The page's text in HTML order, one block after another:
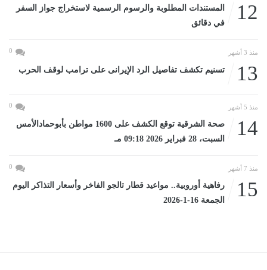
12
المستندات المطلوبة والرسوم الرسمية لاستخراج جواز السفر
في دقائق
منذ 3 أشهر 0
13 تسنيم تكشف تفاصيل الرد الإيرانى على ترامب لوقف الحرب
منذ 5 أشهر 0
14
صحة الشرقية توقع الكشف على 1600 مواطن بأبوحمادالأمس
السبت، 28 فبراير 2026 09:18 مـ
منذ 7 أشهر 0
15
رفاهية أوروبية.. مواعيد قطار تالجو الفاخر وأسعار التذاكر اليوم
الجمعة 16-1-2026